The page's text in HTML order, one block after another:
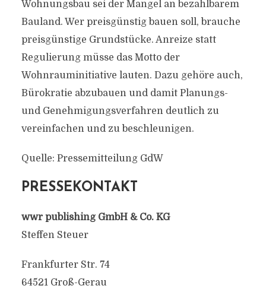
Wohnungsbau sei der Mangel an bezahlbarem
Bauland. Wer preisgünstig bauen soll, brauche
preisgünstige Grundstücke. Anreize statt
Regulierung müsse das Motto der
Wohnrauminitiative lauten. Dazu gehöre auch,
Bürokratie abzubauen und damit Planungs-
und Genehmigungsverfahren deutlich zu
vereinfachen und zu beschleunigen.
Quelle: Pressemitteilung GdW
PRESSEKONTAKT
wwr publishing GmbH & Co. KG
Steffen Steuer
Frankfurter Str. 74
64521 Groß-Gerau